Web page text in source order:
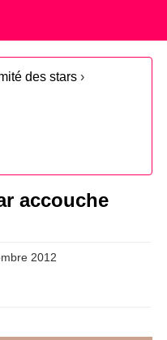
des stars ›
accouche
2012